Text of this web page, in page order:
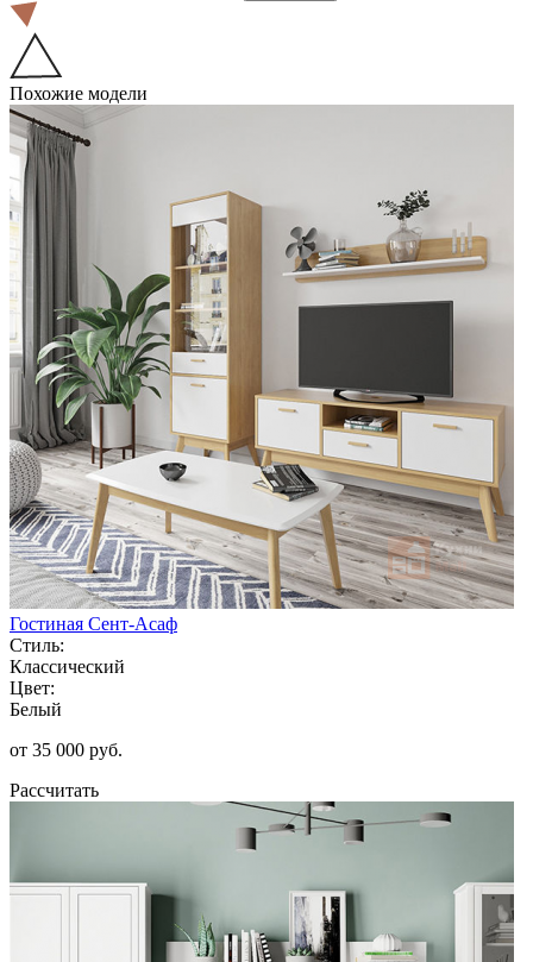
Похожие модели
Гостиная Сент-Асаф
Стиль:
Классический
Цвет:
Белый
от 35 000 руб.
Рассчитать